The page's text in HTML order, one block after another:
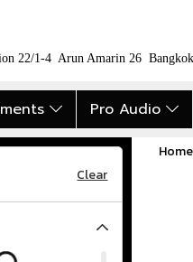
22/1-4 Arun Amarin 26
Pro Audio
Home
Clear